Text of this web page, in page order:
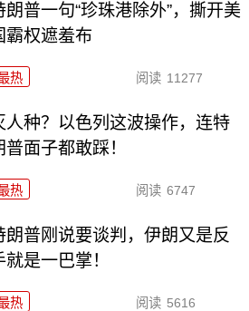
朗普一句“珍珠港除外”，撕开美
霸权遮羞布
热 阅读 11277
人种？以色列这波操作，连特
普面子都敢踩！
热 阅读 6747
朗普刚说要谈判，伊朗又是反
就是一巴掌！
热 阅读 5616